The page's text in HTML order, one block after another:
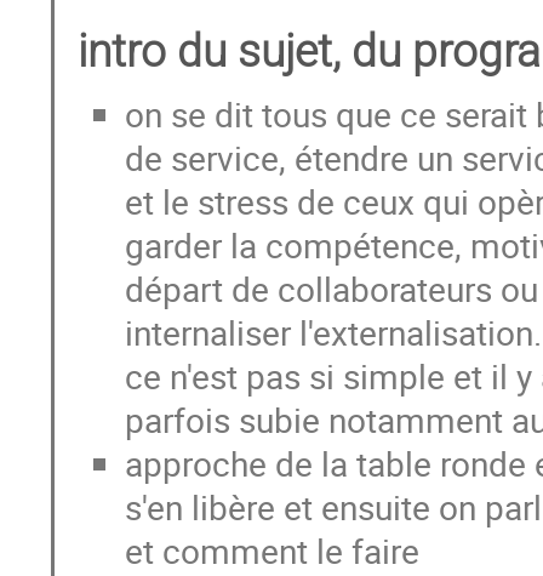
intro du sujet, du
on se dit tous que ce
de service, étendre un
et le stress de ceux qui
garder la compétence,
départ de collaborateurs
internaliser
ce n'est pas si simple et il
parfois subie notamment
approche de la table
s'en libère et ensuite on
et comment le faire